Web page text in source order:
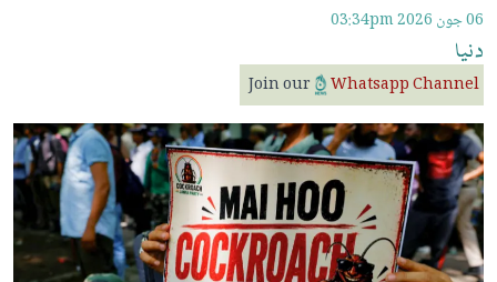
06 جون 2026 03:34pm
دنیا
Join our Whatsapp Channel